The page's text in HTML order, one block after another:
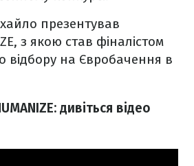
презентував
з якою став фіналістом
відбору на Євробачення в
дивіться відео